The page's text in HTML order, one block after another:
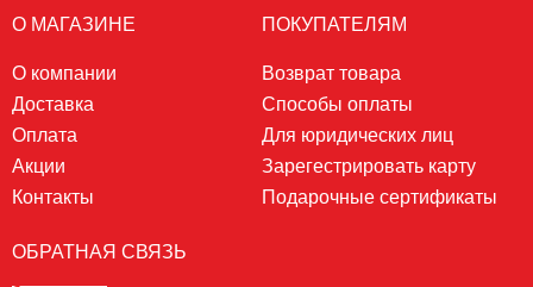
О МАГАЗИНЕ
О компании
Доставка
Оплата
Акции
Контакты
ПОКУПАТЕЛЯМ
Возврат товара
Способы оплаты
Для юридических лиц
Зарегестрировать карту
Подарочные сертификаты
ОБРАТНАЯ СВЯЗЬ